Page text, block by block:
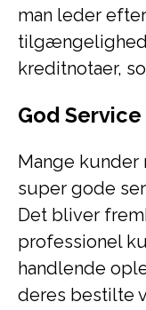
man leder
kreditnotaer,
God
Mange kunder
super gode
Det bliver
professionel
handlende
deres bestilte